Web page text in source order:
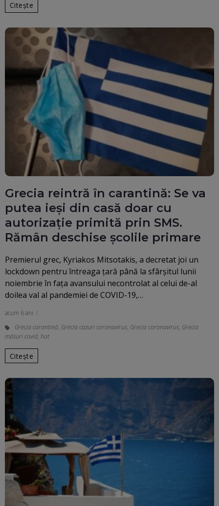
Citește
Grecia reintră în carantină: Se va
putea ieşi din casă doar cu
autorizaţie primită prin SMS.
Rămân deschise şcolile primare
Premierul grec, Kyriakos Mitsotakis, a decretat joi un
lockdown pentru întreaga ţară până la sfârşitul lunii
noiembrie în faţa avansului necontrolat al celui de-al
doilea val al pandemiei de COVID-19,…
acum 6 ani
Grecia carantină, Grecia cazuri coronavirus, Grecia coronavirus, Grecia
măsuri covid, hot
Citește